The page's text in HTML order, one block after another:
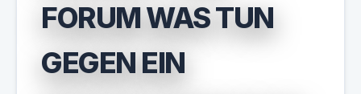
FORUM WAS TUN
GEGEN EIN